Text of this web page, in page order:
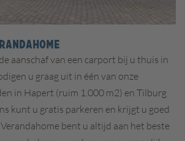
aanschaf van een carport bij u thuis in
u graag uit in één van onze
in Hapert (ruim 1.000 m2) en Tilburg
kunt u gratis parkeren en krijgt u goed
bent u altijd aan het beste